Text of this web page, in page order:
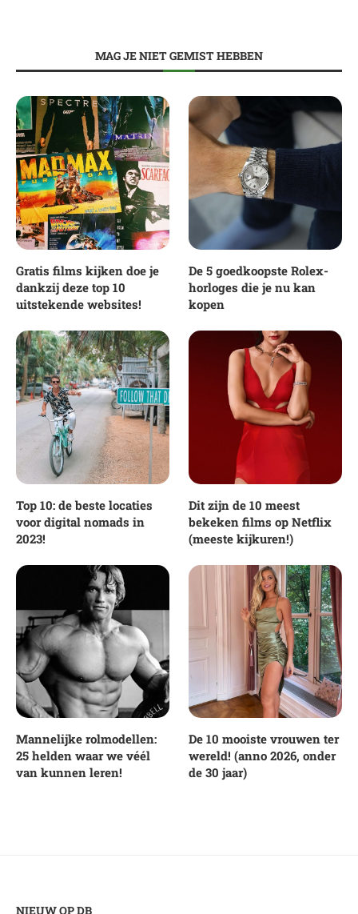
MAG JE NIET GEMIST HEBBEN
Gratis films kijken doe je
dankzij deze top 10
uitstekende websites!
De 5 goedkoopste Rolex-
horloges die je nu kan
kopen
Top 10: de beste locaties
voor digital nomads in
2023!
Dit zijn de 10 meest
bekeken films op Netflix
(meeste kijkuren!)
Mannelijke rolmodellen:
25 helden waar we véél
van kunnen leren!
De 10 mooiste vrouwen ter
wereld! (anno 2026, onder
de 30 jaar)
NIEUW OP DB